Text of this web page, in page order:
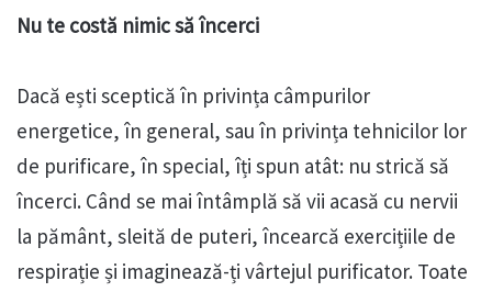
Nu te costă nimic să încerci
Dacă ești sceptică în privința câmpurilor
energetice, în general, sau în privința tehnicilor lor
de purificare, în special, îți spun atât: nu strică să
încerci. Când se mai întâmplă să vii acasă cu nervii
la pământ, sleită de puteri, încearcă exercițiile de
respirație și imaginează-ți vârtejul purificator. Toate